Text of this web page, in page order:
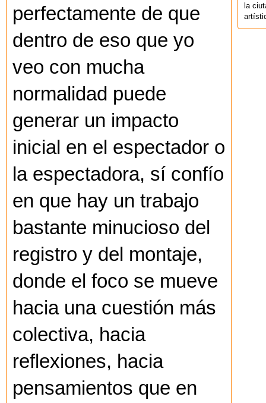
perfectamente de que
dentro de eso que yo
veo con mucha
normalidad puede
generar un impacto
inicial en el espectador o
la espectadora, sí confío
en que hay un trabajo
bastante minucioso del
registro y del montaje,
donde el foco se mueve
hacia una cuestión más
colectiva, hacia
reflexiones, hacia
pensamientos que en
la